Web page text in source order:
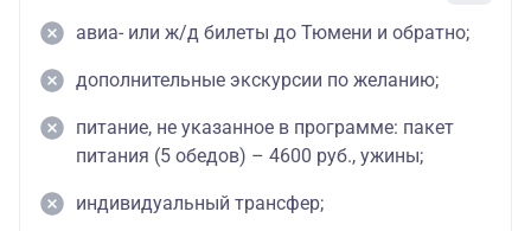
авиа- или ж/д билеты до Тюмени и обратно;
дополнительные экскурсии по желанию;
питание, не указанное в программе: пакет
питания (5 обедов) – 4600 руб., ужины;
индивидуальный трансфер;